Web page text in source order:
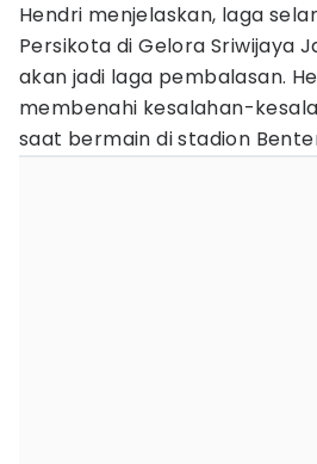
Hendri menjelaskan, laga
Persikota di Gelora Sriwijaya
akan jadi laga pembalasan.
membenahi kesalahan-
saat bermain di stadion